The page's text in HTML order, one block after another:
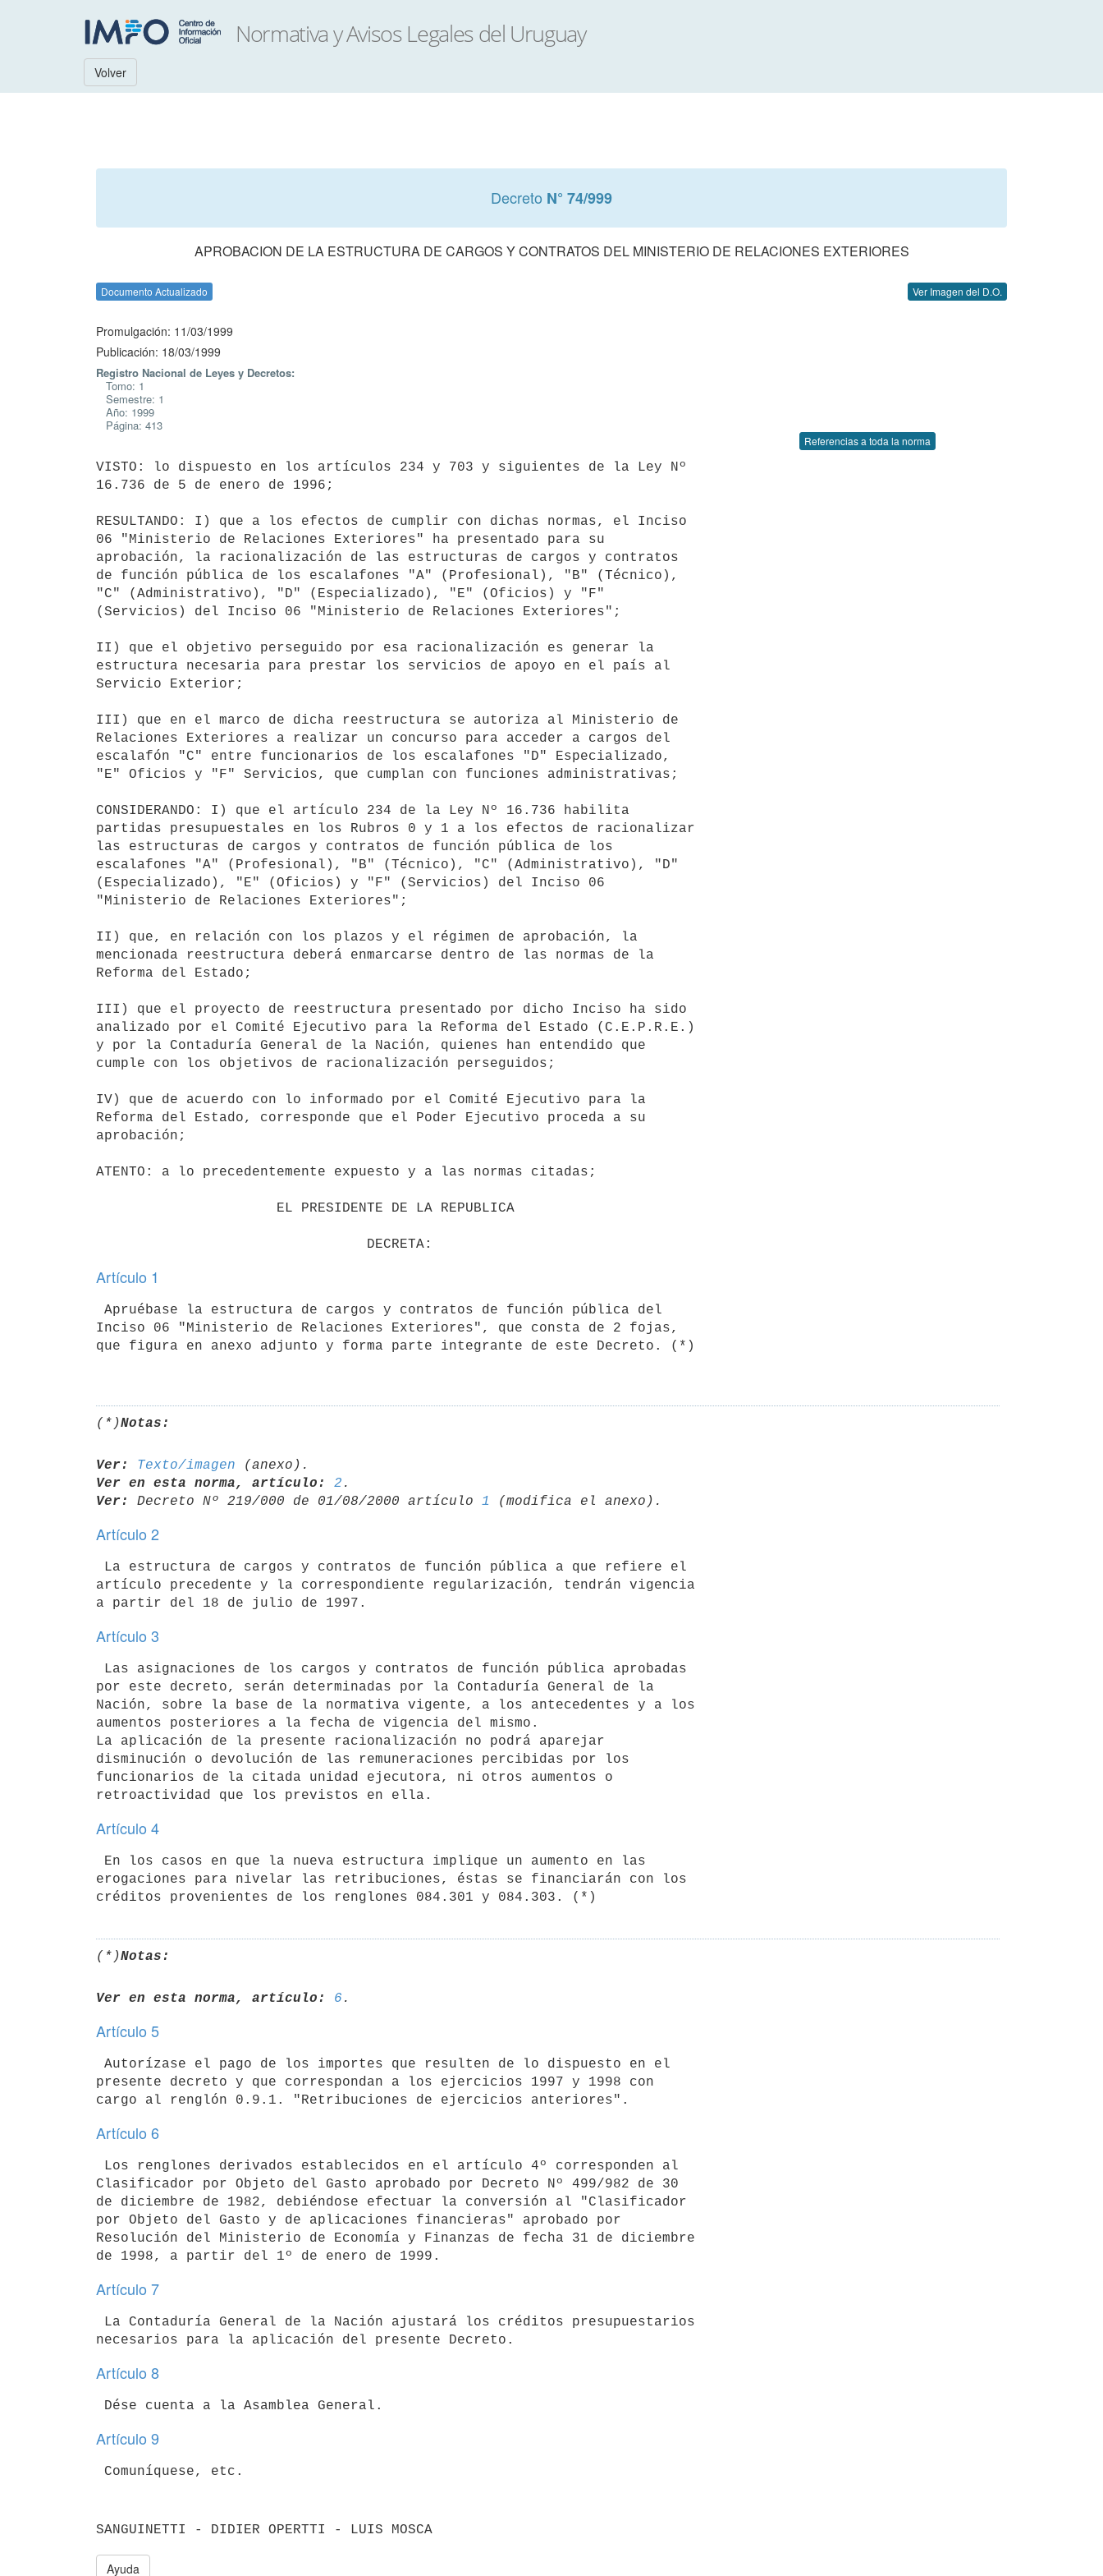
Volver
Decreto N° 74/999
APROBACION DE LA ESTRUCTURA DE CARGOS Y CONTRATOS DEL MINISTERIO DE RELACIONES EXTERIORES
Documento Actualizado Ver Imagen del D.O.
Promulgación: 11/03/1999
Publicación: 18/03/1999
Registro Nacional de Leyes y Decretos:
Tomo: 1
Semestre: 1
Año: 1999
Página: 413
Referencias a toda la norma
VISTO: lo dispuesto en los artículos 234 y 703 y siguientes de la Ley Nº
16.736 de 5 de enero de 1996;
RESULTANDO: I) que a los efectos de cumplir con dichas normas, el Inciso
06 "Ministerio de Relaciones Exteriores" ha presentado para su
aprobación, la racionalización de las estructuras de cargos y contratos
de función pública de los escalafones "A" (Profesional), "B" (Técnico),
"C" (Administrativo), "D" (Especializado), "E" (Oficios) y "F"
(Servicios) del Inciso 06 "Ministerio de Relaciones Exteriores";
II) que el objetivo perseguido por esa racionalización es generar la
estructura necesaria para prestar los servicios de apoyo en el país al
Servicio Exterior;
III) que en el marco de dicha reestructura se autoriza al Ministerio de
Relaciones Exteriores a realizar un concurso para acceder a cargos del
escalafón "C" entre funcionarios de los escalafones "D" Especializado,
"E" Oficios y "F" Servicios, que cumplan con funciones administrativas;
CONSIDERANDO: I) que el artículo 234 de la Ley Nº 16.736 habilita
partidas presupuestales en los Rubros 0 y 1 a los efectos de racionalizar
las estructuras de cargos y contratos de función pública de los
escalafones "A" (Profesional), "B" (Técnico), "C" (Administrativo), "D"
(Especializado), "E" (Oficios) y "F" (Servicios) del Inciso 06
"Ministerio de Relaciones Exteriores";
II) que, en relación con los plazos y el régimen de aprobación, la
mencionada reestructura deberá enmarcarse dentro de las normas de la
Reforma del Estado;
III) que el proyecto de reestructura presentado por dicho Inciso ha sido
analizado por el Comité Ejecutivo para la Reforma del Estado (C.E.P.R.E.)
y por la Contaduría General de la Nación, quienes han entendido que
cumple con los objetivos de racionalización perseguidos;
IV) que de acuerdo con lo informado por el Comité Ejecutivo para la
Reforma del Estado, corresponde que el Poder Ejecutivo proceda a su
aprobación;
ATENTO: a lo precedentemente expuesto y a las normas citadas;
Artículo 1
Inciso 06 "Ministerio de Relaciones Exteriores", que consta de 2 fojas,
que figura en anexo adjunto y forma parte integrante de este Decreto. (*)
(*)Notas:
Ver: Texto/imagen
Ver en esta norma, artículo:
2
Ver:
Decreto Nº 219/000 de 01/08/2000 artículo 1
Artículo 2
artículo precedente y la correspondiente regularización, tendrán vigencia
Artículo 3
por este decreto, serán determinadas por la Contaduría General de la
Nación, sobre la base de la normativa vigente, a los antecedentes y a los
aumentos posteriores a la fecha de vigencia del mismo.
La aplicación de la presente racionalización no podrá aparejar
disminución o devolución de las remuneraciones percibidas por los
funcionarios de la citada unidad ejecutora, ni otros aumentos o
Artículo 4
erogaciones para nivelar las retribuciones, éstas se financiarán con los
(*)Notas:
Ver en esta norma, artículo: 6
Artículo 5
presente decreto y que correspondan a los ejercicios 1997 y 1998 con
Artículo 6
Clasificador por Objeto del Gasto aprobado por Decreto Nº 499/982 de 30
de diciembre de 1982, debiéndose efectuar la conversión al "Clasificador
por Objeto del Gasto y de aplicaciones financieras" aprobado por
Resolución del Ministerio de Economía y Finanzas de fecha 31 de diciembre
Artículo 7
Artículo 8
Artículo 9
Ayuda